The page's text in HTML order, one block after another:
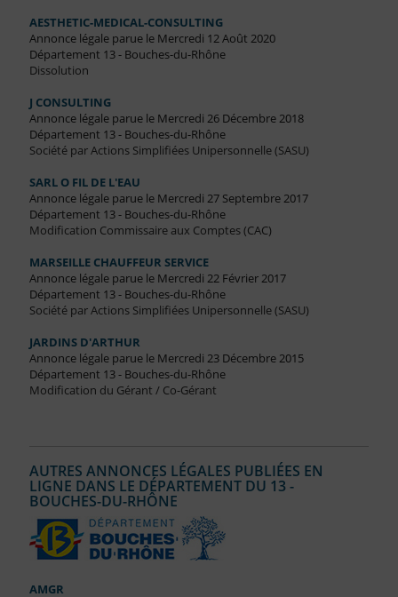
AESTHETIC-MEDICAL-CONSULTING
Annonce légale parue le Mercredi 12 Août 2020
Département 13 - Bouches-du-Rhône
Dissolution
J CONSULTING
Annonce légale parue le Mercredi 26 Décembre 2018
Département 13 - Bouches-du-Rhône
Société par Actions Simplifiées Unipersonnelle (SASU)
SARL O FIL DE L'EAU
Annonce légale parue le Mercredi 27 Septembre 2017
Département 13 - Bouches-du-Rhône
Modification Commissaire aux Comptes (CAC)
MARSEILLE CHAUFFEUR SERVICE
Annonce légale parue le Mercredi 22 Février 2017
Département 13 - Bouches-du-Rhône
Société par Actions Simplifiées Unipersonnelle (SASU)
JARDINS D'ARTHUR
Annonce légale parue le Mercredi 23 Décembre 2015
Département 13 - Bouches-du-Rhône
Modification du Gérant / Co-Gérant
AUTRES ANNONCES LÉGALES PUBLIÉES EN
LIGNE DANS LE DÉPARTEMENT DU 13 -
BOUCHES-DU-RHÔNE
AMGR